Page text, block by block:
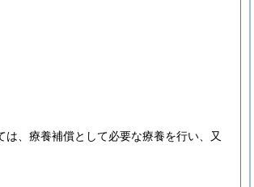
、療養補償として必要な療養を行い、又